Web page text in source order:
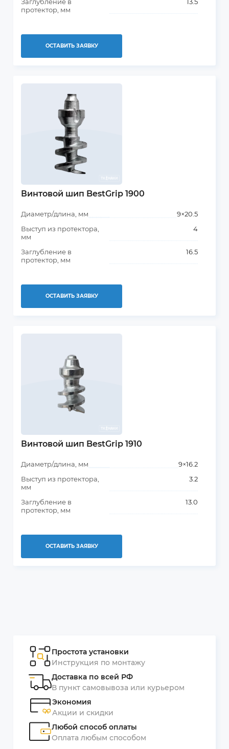
протектор, мм
ОСТАВИТЬ ЗАЯВКУ
Винтовой шип BestGrip 1900
Диаметр/длина, мм
9×20.5
Выступ из протектора,
мм
4
Заглубление в
протектор, мм
16.5
ОСТАВИТЬ ЗАЯВКУ
Винтовой шип BestGrip 1910
Диаметр/длина, мм
9×16.2
Выступ из протектора,
мм
3.2
Заглубление в
протектор, мм
13.0
ОСТАВИТЬ ЗАЯВКУ
Простота установки
Инструкция по монтажу
Доставка по всей РФ
В пункт самовывоза или курьером
Экономия
Акции и скидки
Любой способ оплаты
Оплата любым способом